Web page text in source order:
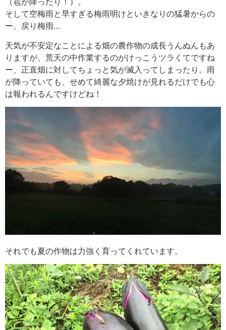
そして空梅雨と早すぎる梅雨明けといきなりの猛暑からの
ー、戻り梅雨…
天気が不安定なことによる畑の農作物の成長うんぬんもあ
りますが、荒天の中作業するのがけっこうツラくてですね
ー、正直畑に対してちょっと気が滅入ってしまったり。雨
が降っていても、せめて綺麗な夕焼けが見れるだけでも心
は報われるんですけどね！
それでも夏の作物は力強く育ってくれています。